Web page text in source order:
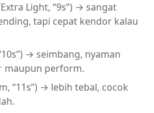
Light, “9s”) → sangat
tapi cepat kendor kalau
→ seimbang, nyaman
maupun perform.
“11s”) → lebih tebal, cocok